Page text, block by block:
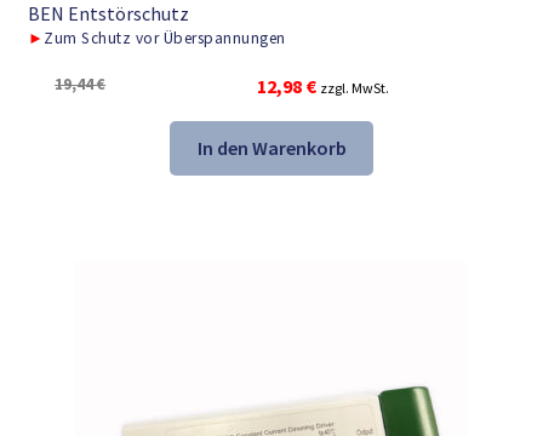
BEN Entstörschutz
► Zum Schutz vor Überspannungen
19,44€
Ursprünglicher
Preis
war:
19,44 €
12,98 €Aktueller
Preis
ist:
12,98 €.
zzgl. MwSt.
In den Warenkorb